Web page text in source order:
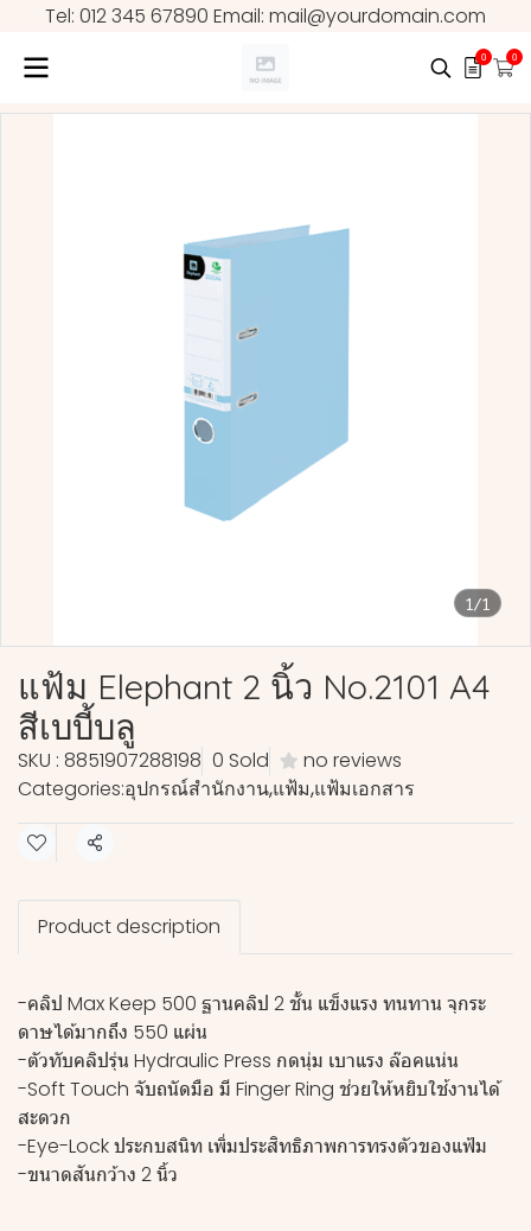
Tel: 012 345 67890 Email: mail@yourdomain.com
0 0
1/1
แฟ้ม Elephant 2 นิ้ว No.2101 A4
สีเบบี้บลู
SKU : 8851907288198 0 Sold
no reviews
Categories:อุปกรณ์สำนักงาน,แฟ้ม,แฟ้มเอกสาร
Share
Product description
-คลิป Max Keep 500 ฐานคลิป 2 ชั้น แข็งแรง ทนทาน จุกระ
ดาษได้มากถึง 550 แผ่น
-ตัวทับคลิปรุ่น Hydraulic Press กดนุ่ม เบาแรง ล๊อคแน่น
-Soft Touch จับถนัดมือ มี Finger Ring ช่วยให้หยิบใช้งานได้
สะดวก
-Eye-Lock ประกบสนิท เพิ่มประสิทธิภาพการทรงตัวของแฟ้ม
-ขนาดสันกว้าง 2 นิ้ว